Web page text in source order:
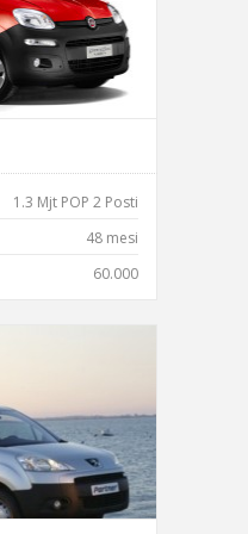
1.3 Mjt POP 2 Posti
48 mesi
60.000